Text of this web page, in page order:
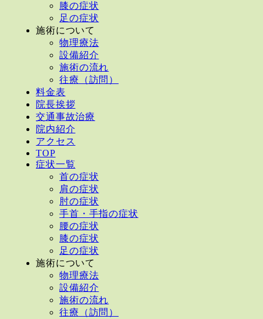
膝の症状
足の症状
施術について
物理療法
設備紹介
施術の流れ
往療（訪問）
料金表
院長挨拶
交通事故治療
院内紹介
アクセス
TOP
症状一覧
首の症状
肩の症状
肘の症状
手首・手指の症状
腰の症状
膝の症状
足の症状
施術について
物理療法
設備紹介
施術の流れ
往療（訪問）